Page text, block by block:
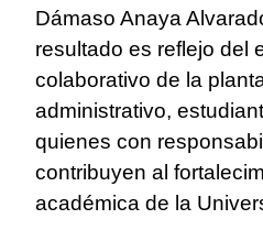
Dámaso Anaya
resultado es reflejo del
colaborativo de la
administrativo,
quienes con
contribuyen al
académica de la